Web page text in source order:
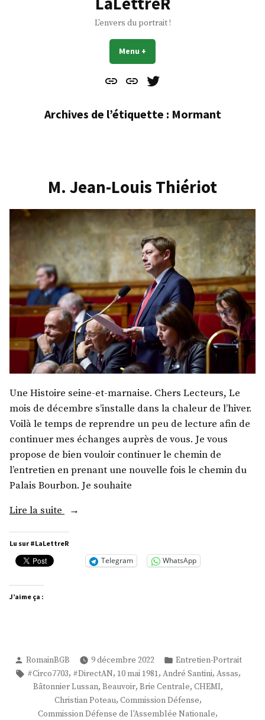
L'envers du portrait !
Menu +
Contact
À
Mes
Archives de l’étiquette : Mormant
M. Jean-Louis Thiériot
Une Histoire seine-et-marnaise. Chers Lecteurs, Le
mois de décembre s’installe dans la chaleur de l’hiver.
Voilà le temps de reprendre un peu de lecture afin de
continuer mes échanges auprès de vous. Je vous
propose de bien vouloir continuer le chemin de
l’entretien en prenant une nouvelle fois le chemin du
Palais Bourbon. Je souhaite
Lire la suite « M.
Louis
Thiériot »
Lu sur #LaLettreR
Telegram WhatsApp
J’aime ça :
Publié
par
RomainBGB 9 décembre 2022
Publié
dans
Entretien-Portrait
Étiquettes :
#Circo7703, #DirectAN, 10 mai 1981, André Santini, Assas,
Bâtonnier Lussan, Beauvoir, Brie Centrale, CHEMI,
Christian Poteau, Commission Défense,
Commission Défense de l'Assemblée Nationale,